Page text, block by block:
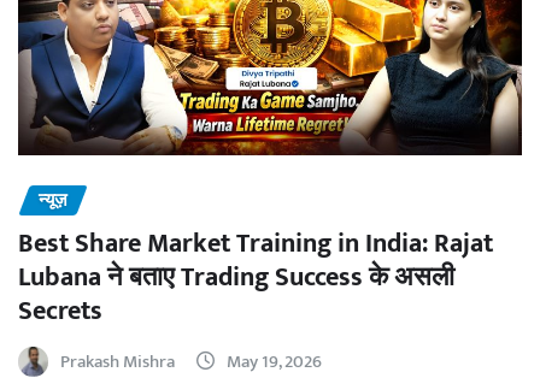
न्यूज़
Best Share Market Training in India: Rajat
Lubana ने बताए Trading Success के असली
Secrets
Prakash Mishra May 19, 2026